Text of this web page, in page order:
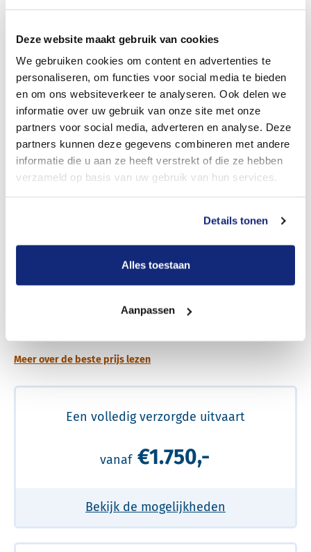
Deze website maakt gebruik van cookies
We gebruiken cookies om content en advertenties te
personaliseren, om functies voor social media te bieden
en om ons websiteverkeer te analyseren. Ook delen we
informatie over uw gebruik van onze site met onze
partners voor social media, adverteren en analyse. Deze
partners kunnen deze gegevens combineren met andere
informatie die u aan ze heeft verstrekt of die ze hebben
verzameld op basis van uw gebruik van hun services.
Details tonen
Alles toestaan
Aanpassen
Dit kost een crematie
Een betere uitvaart ervaring voor een betere
Meer over de beste prijs lezen
Een volledig verzorgde uitvaart
vanaf €1.750,-
Bekijk de mogelijkheden